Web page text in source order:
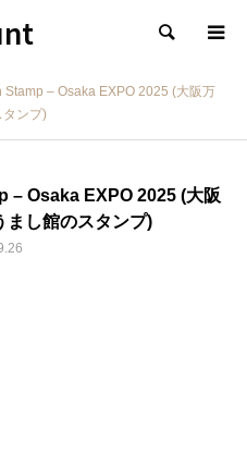
検索
– Osaka EXPO 2025 (大阪万
タンプ)
Osaka EXPO 2025 (大阪
まし館のスタンプ)